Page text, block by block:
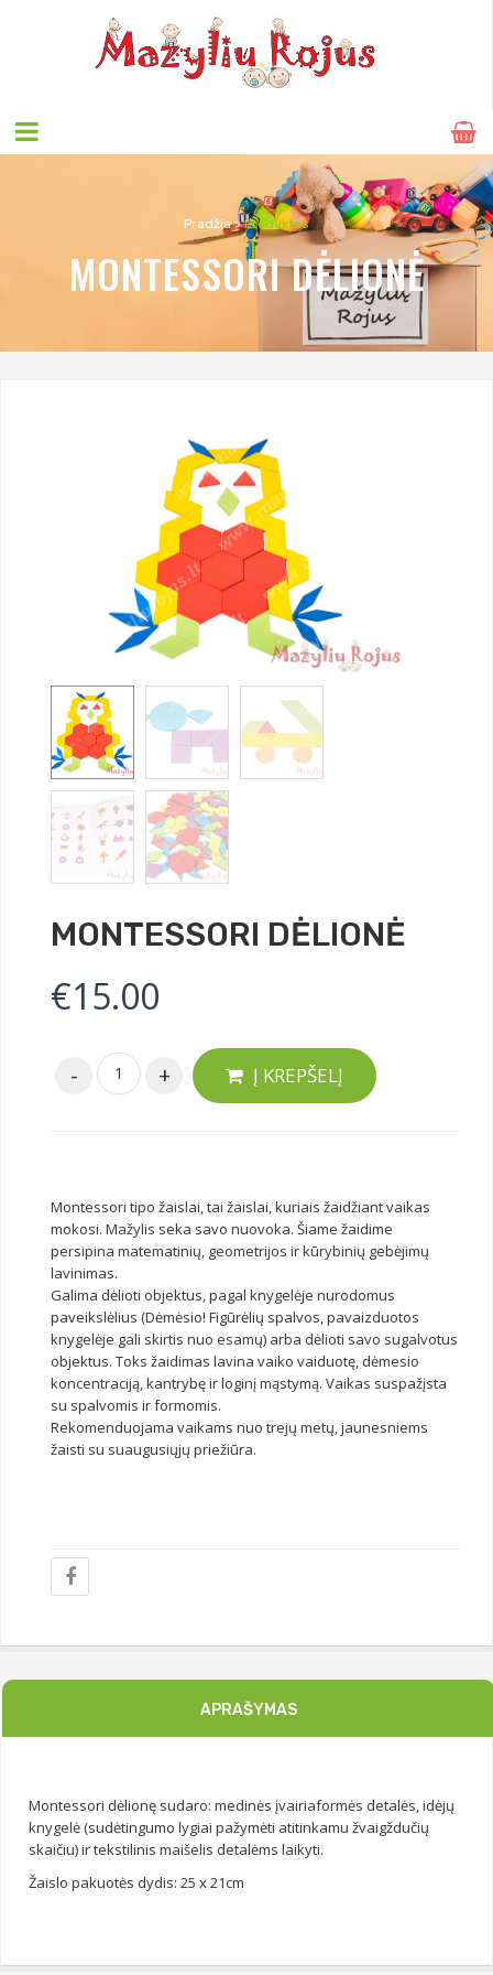
Pradžia>Produktas
MONTESSORI DĖLIONĖ
MONTESSORI DĖLIONĖ
€15.00
Į KREPŠELĮ
Montessori tipo žaislai, tai žaislai, kuriais žaidžiant vaikas
mokosi. Mažylis seka savo nuovoka. Šiame žaidime
persipina matematinių, geometrijos ir kūrybinių gebėjimų
lavinimas.
Galima dėlioti objektus, pagal knygelėje nurodomus
paveikslėlius (Dėmėsio! Figūrėlių spalvos, pavaizduotos
knygelėje gali skirtis nuo esamų) arba dėlioti savo sugalvotus
objektus. Toks žaidimas lavina vaiko vaiduotę, dėmesio
koncentraciją, kantrybę ir loginį mąstymą. Vaikas suspažįsta
su spalvomis ir formomis.
Rekomenduojama vaikams nuo trejų metų, jaunesniems
žaisti su suaugusiųjų priežiūra.
APRAŠYMAS
Montessori dėlionę sudaro: medinės įvairiaformės detalės, idėjų
knygelė (sudėtingumo lygiai pažymėti atitinkamu žvaigždučių
skaičiu) ir tekstilinis maišelis detalėms laikyti.
Žaislo pakuotės dydis: 25 x 21cm